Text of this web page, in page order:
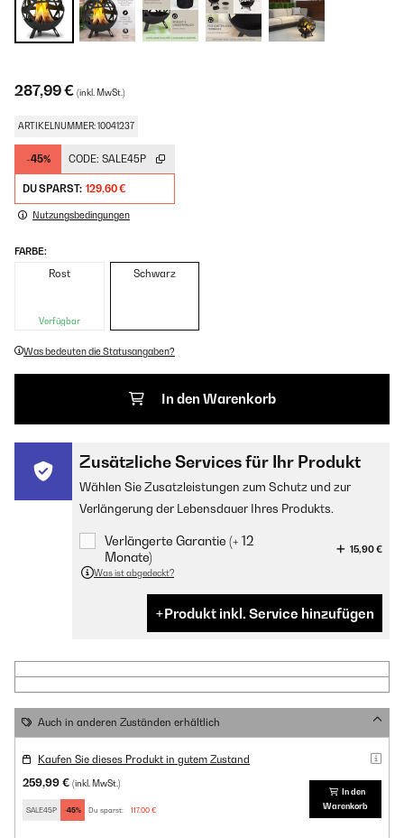
287,99 € (inkl. MwSt.)
ARTIKELNUMMER: 10041237
-45% CODE: SALE45P
DU SPARST: 129,60 €
Nutzungsbedingungen
FARBE:
Rost
Verfügbar
Schwarz
Was bedeuten die Statusangaben?
In den Warenkorb
Zusätzliche Services für Ihr Produkt
Wählen Sie Zusatzleistungen zum Schutz und zur
Verlängerung der Lebensdauer Ihres Produkts.
Verlängerte Garantie (+ 12
Monate)
15,90 €
Was ist abgedeckt?
Produkt inkl. Service hinzufügen
Auch in anderen Zuständen erhältlich
Kaufen Sie dieses Produkt in gutem Zustand
259,99 € (inkl. MwSt.)
SALE45P -45% Du sparst: 117,00 €
In den
Warenkorb